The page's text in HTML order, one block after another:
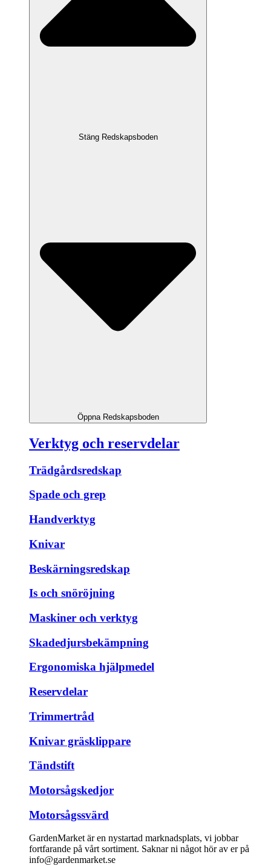
Stäng Redskapsboden
Öppna Redskapsboden
Verktyg och reservdelar
Trädgårdsredskap
Spade och grep
Handverktyg
Knivar
Beskärningsredskap
Is och snöröjning
Maskiner och verktyg
Skadedjursbekämpning
Ergonomiska hjälpmedel
Reservdelar
Trimmertråd
Knivar gräsklippare
Tändstift
Motorsågskedjor
Motorsågssvärd
GardenMarket är en nystartad marknadsplats, vi jobbar
fortfarande på vårt sortiment. Saknar ni något hör av er på
info@gardenmarket.se